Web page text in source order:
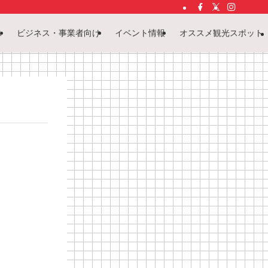
ビジネス・事業者向け イベント情報 オススメ観光スポット